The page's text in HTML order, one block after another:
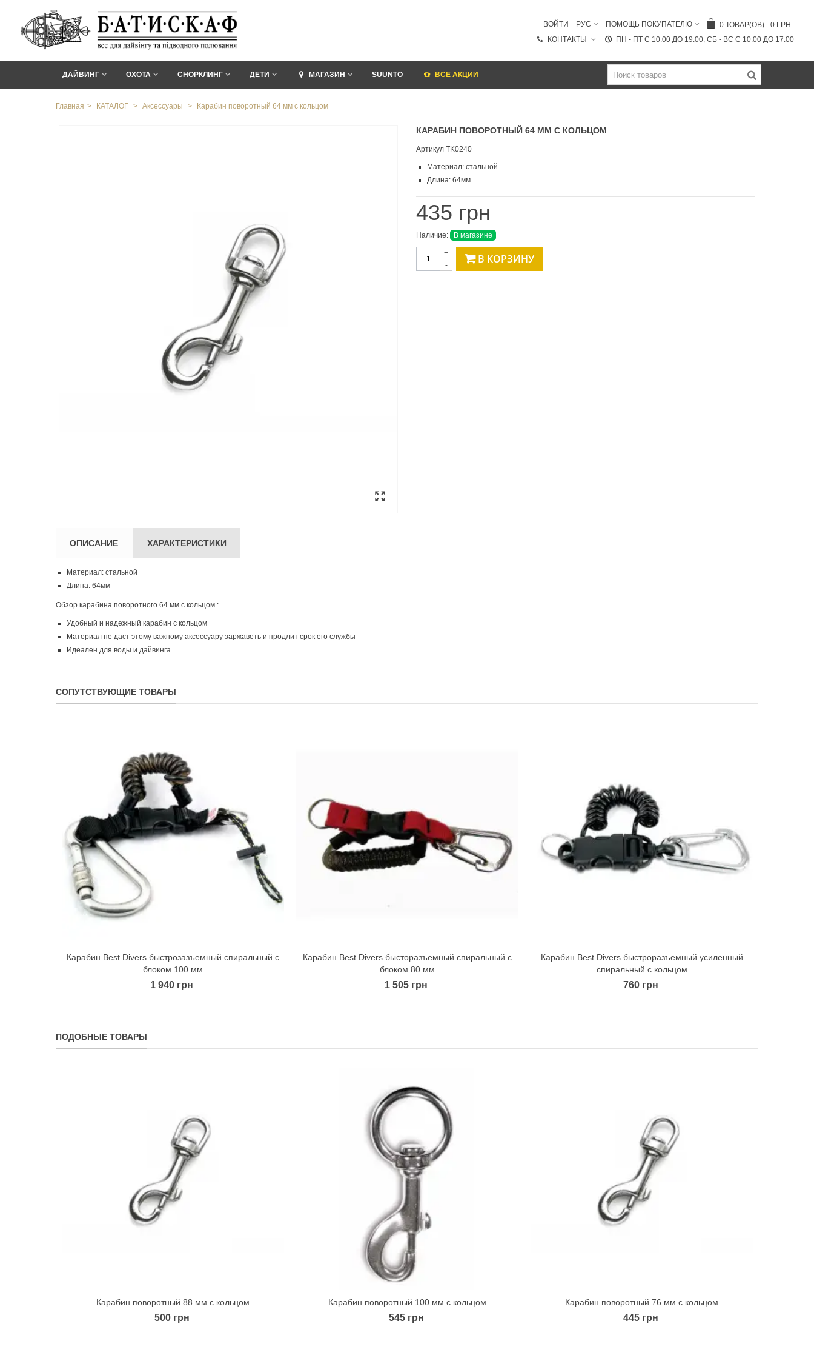
0 ТОВАР(ОВ) - 0 ГРН
ПОМОЩЬ ПОКУПАТЕЛЮ
РУС
ВОЙТИ
ПН - ПТ C 10:00 ДО 19:00; СБ - ВС С 10:00 ДО 17:00
КОНТАКТЫ
ДАЙВИНГ ОХОТА СНОРКЛИНГ ДЕТИ МАГАЗИН SUUNTO ВСЕ АКЦИИ
Главная > КАТАЛОГ > Аксессуары > Карабин поворотный 64 мм с кольцом
КАРАБИН ПОВОРОТНЫЙ 64 ММ С КОЛЬЦОМ
Артикул TK0240
Материал: стальной
Длина: 64мм
435 грн
Наличие: В магазине
-
+ В КОРЗИНУ
ОПИСАНИЕ ХАРАКТЕРИСТИКИ
Материал: стальной
Длина: 64мм
Обзор карабина поворотного 64 мм с кольцом :
Удобный и надежный карабин c кольцом
Материал не даст этому важному аксессуару заржаветь и продлит срок его службы
Идеален для воды и дайвинга
СОПУТСТВУЮЩИЕ ТОВАРЫ
Quick view
Карабин Best Divers быстрозазъемный спиральный с
блоком 100 мм
1 940 грн
Quick view
Карабин Best Divers бысторазъемный спиральный с
блоком 80 мм
1 505 грн
Quick view
Карабин Best Divers быстроразъемный усиленный
спиральный с кольцом
760 грн
ПОДОБНЫЕ ТОВАРЫ
Quick view
Карабин поворотный 88 мм с кольцом
500 грн
Quick view
Карабин поворотный 100 мм с кольцом
545 грн
Quick view
Карабин поворотный 76 мм с кольцом
445 грн